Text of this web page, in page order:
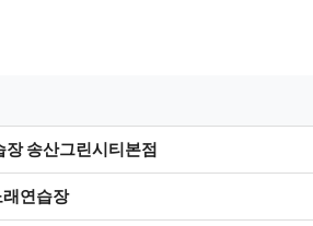
장 송산그린시티본점
연습장